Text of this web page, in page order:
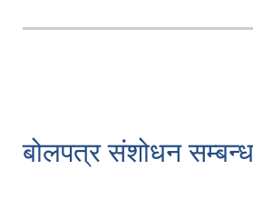
बोलपत्र संशोधन